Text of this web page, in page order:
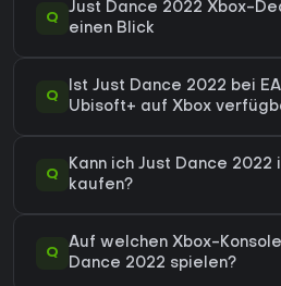
Q
Just Dance 2022 Xbox-
einen Blick
Q
Ist Just Dance 2022 bei
Ubisoft+ auf Xbox
Q
Kann ich Just Dance
kaufen?
Q
Auf welchen Xbox-
Dance 2022 spielen?